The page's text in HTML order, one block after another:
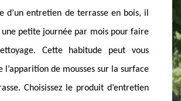
RÉNOVATION
Pour assurer l’entretien de terrasse,
privilégier des désherbants naturels. Mais
cas où il y a une tache tenace sur votre
vous devriez recourir à un détergent